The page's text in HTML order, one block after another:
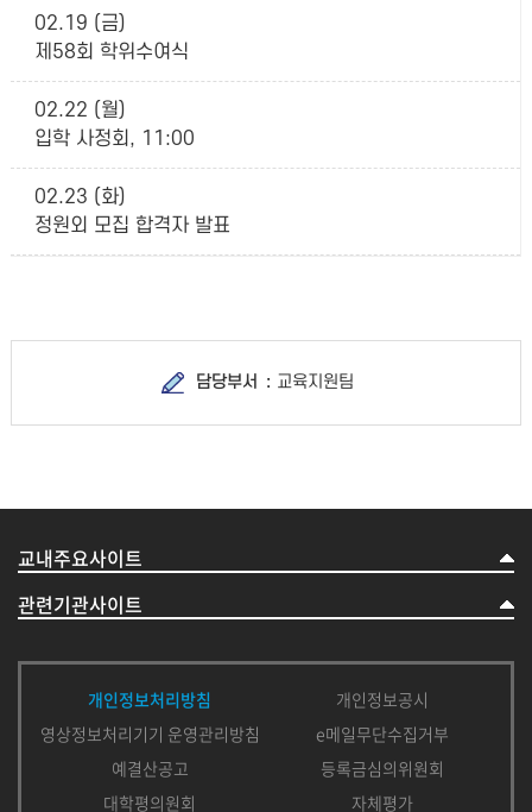
02.19 (금)
제58회 학위수여식
02.22 (월)
입학 사정회, 11:00
02.23 (화)
정원외 모집 합격자 발표
담당부서 교육지원팀
교내주요사이트
관련기관사이트
개인정보처리방침
개인정보공시
영상정보처리기기 운영관리방침
e메일무단수집거부
예결산공고
등록금심의위원회
대학평의원회
자체평가